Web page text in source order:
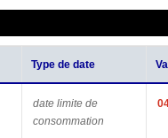
Type de date
date limite de
consommation